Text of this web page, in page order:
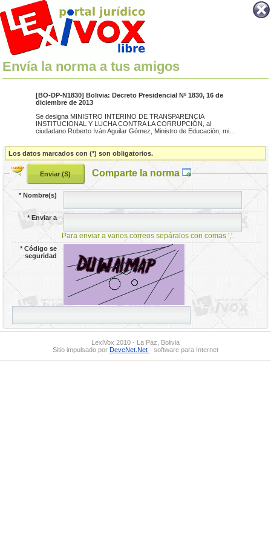
Envía la norma a tus amigos
[BO-DP-N1830] Bolivia: Decreto Presidencial Nº 1830, 16 de
diciembre de 2013
Se designa MINISTRO INTERINO DE TRANSPARENCIA
INSTITUCIONAL Y LUCHA CONTRA LA CORRUPCIÓN, al
ciudadano Roberto Iván Aguilar Gómez, Ministro de Educación, mi...
Los datos marcados con (*) son obligatorios.
Comparte la norma
*Nombre(s)
*Enviar a
Para enviar a varios correos sepáralos con comas ','.
*Código se
seguridad
LexiVox 2010 - La Paz, Bolivia
Sitio impulsado por DeveNet.Net - software para Internet